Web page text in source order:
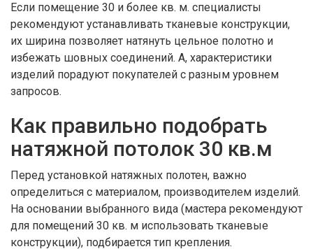
Если помещение 30 и более кв. м. специалисты
рекомендуют устанавливать тканевые конструкции,
их ширина позволяет натянуть цельное полотно и
избежать шовных соединений. А, характеристики
изделий порадуют покупателей с разным уровнем
запросов.
Как правильно подобрать
натяжной потолок 30 кв.м
Перед установкой натяжных полотен, важно
определиться с материалом, производителем изделий.
На основании выбранного вида (мастера рекомендуют
для помещений 30 кв. м использовать тканевые
конструкции), подбирается тип крепления.